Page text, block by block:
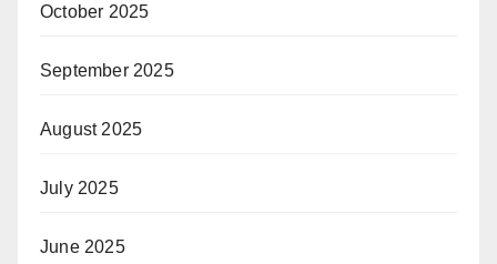
October 2025
September 2025
August 2025
July 2025
June 2025